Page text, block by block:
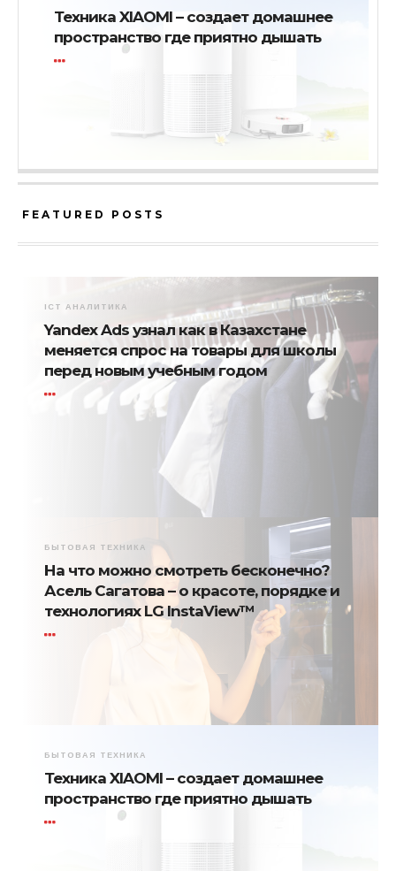
Техника XIAOMI – создает домашнее
пространство где приятно дышать
FEATURED POSTS
ICT АНАЛИТИКА
Yandex Ads узнал как в Казахстане
меняется спрос на товары для школы
перед новым учебным годом
БЫТОВАЯ ТЕХНИКА
На что можно смотреть бесконечно?
Асель Сагатова – о красоте, порядке и
технологиях LG InstaView™
БЫТОВАЯ ТЕХНИКА
Техника XIAOMI – создает домашнее
пространство где приятно дышать